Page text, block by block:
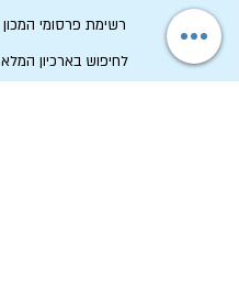
רשימת פרסומי המכון
לחיפוש בארכיון המלא